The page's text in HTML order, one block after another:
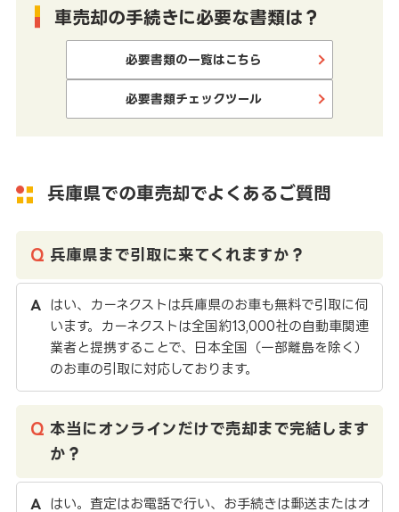
車売却の手続きに必要な書類は？
必要書類の一覧はこちら
必要書類チェックツール
兵庫県での車売却でよくあるご質問
兵庫県まで引取に来てくれますか？
はい、カーネクストは兵庫県のお車も無料で引取に伺
います。カーネクストは全国約13,000社の自動車関連
業者と提携することで、日本全国（一部離島を除く）
のお車の引取に対応しております。
本当にオンラインだけで売却まで完結します
か？
はい。査定はお電話で行い、お手続きは郵送またはオ